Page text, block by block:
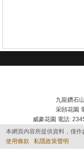
九龍鑽石
采頣花園
威豪花園 電話:
本網頁內容所提供資料，僅
使用條款
私隱政策聲明